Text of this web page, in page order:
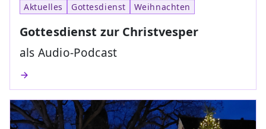
Aktuelles Gottesdienst Weihnachten
Gottesdienst zur Christvesper
als Audio-Podcast